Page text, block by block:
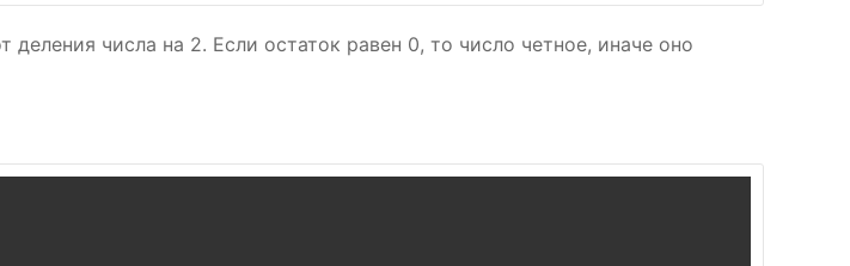
числа на 2. Если остаток равен 0, то число четное, иначе оно